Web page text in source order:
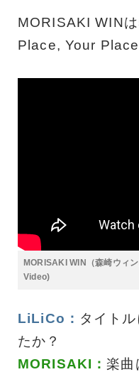
MORISAKI WIN
Place, Your Place
MORISAKI WIN（森崎ウィ
Video)
LiLiCo： タイト
たか？
MORISAKI：楽曲